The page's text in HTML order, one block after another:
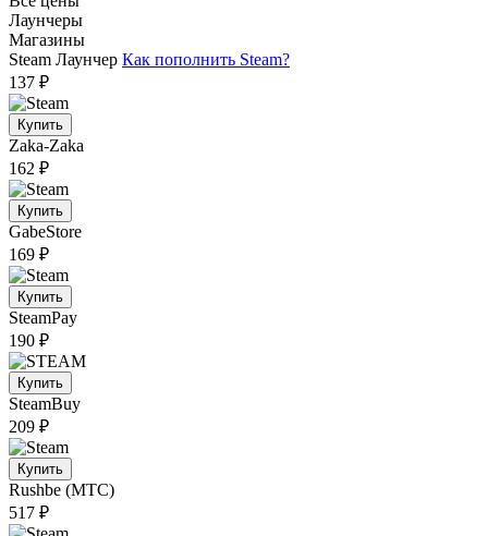
Лаунчеры
Магазины
Steam Лаунчер Как пополнить Steam?
137 ₽
Купить
Zaka-Zaka
162 ₽
Купить
GabeStore
169 ₽
Купить
SteamPay
190 ₽
Купить
SteamBuy
209 ₽
Купить
Rushbe (МТС)
517 ₽